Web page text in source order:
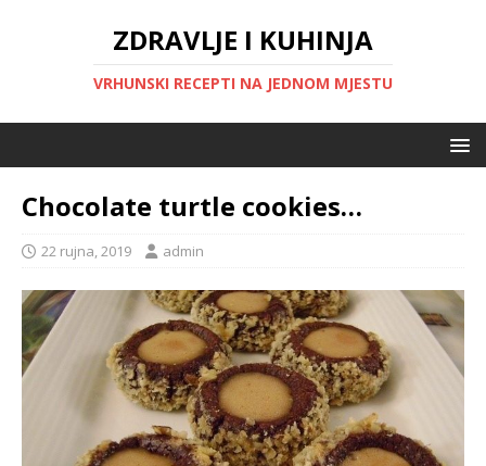
ZDRAVLJE I KUHINJA
VRHUNSKI RECEPTI NA JEDNOM MJESTU
Chocolate turtle cookies…
22 rujna, 2019 admin